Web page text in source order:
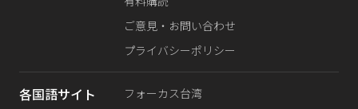
ご意見・お問い合わせ
プライバシーポリシー
各国語サイト
フォーカス台湾